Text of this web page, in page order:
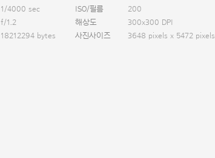
1/4000 sec ISO/필름
200
f/1.2 해상도
300x300 DPI
18212294 bytes 사진사이즈 3648 pixels x 5472 pixels